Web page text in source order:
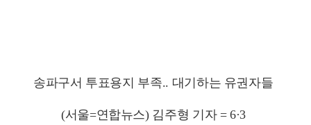
송파구서 투표용지 부족.. 대기하는 유권자들
(서울=연합뉴스) 김주형 기자 = 6·3